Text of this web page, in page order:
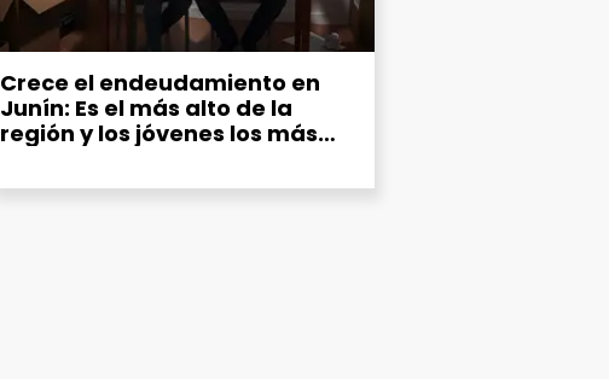
Crece el endeudamiento en
Junín: Es el más alto de la
región y los jóvenes los más